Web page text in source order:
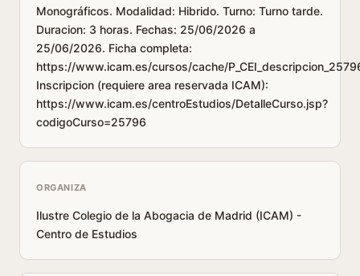
Monográficos. Modalidad: Hibrido. Turno: Turno tarde.
Duracion: 3 horas. Fechas: 25/06/2026 a
25/06/2026. Ficha completa:
https://www.icam.es/cursos/cache/
Inscripcion (requiere area reservada ICAM):
https://www.icam.es/centroEstudios/DetalleCurso.jsp?
codigoCurso=25796
ORGANIZA
Ilustre Colegio de la Abogacia de Madrid (ICAM) -
Centro de Estudios